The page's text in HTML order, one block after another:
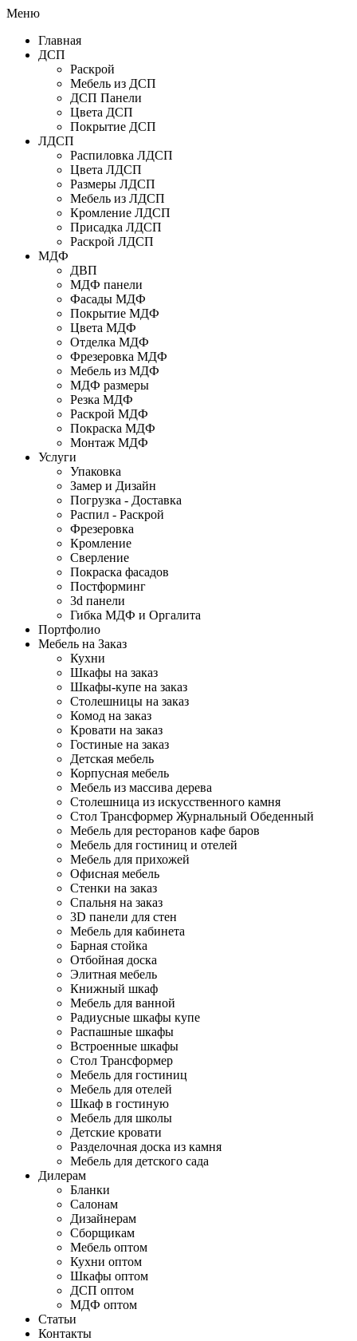
Меню
Главная
ДСП
Раскрой
Мебель из ДСП
ДСП Панели
Цвета ДСП
Покрытие ДСП
ЛДСП
Распиловка ЛДСП
Цвета ЛДСП
Размеры ЛДСП
Мебель из ЛДСП
Кромление ЛДСП
Присадка ЛДСП
Раскрой ЛДСП
МДФ
ДВП
МДФ панели
Фасады МДФ
Покрытие МДФ
Цвета МДФ
Отделка МДФ
Фрезеровка МДФ
Мебель из МДФ
МДФ размеры
Резка МДФ
Раскрой МДФ
Покраска МДФ
Монтаж МДФ
Услуги
Упаковка
Замер и Дизайн
Погрузка - Доставка
Распил - Раскрой
Фрезеровка
Кромление
Сверление
Покраска фасадов
Постформинг
3d панели
Гибка МДФ и Оргалита
Портфолио
Мебель на Заказ
Кухни
Шкафы на заказ
Шкафы-купе на заказ
Столешницы на заказ
Комод на заказ
Кровати на заказ
Гостиные на заказ
Детская мебель
Корпусная мебель
Мебель из массива дерева
Столешница из искусственного камня
Стол Трансформер Журнальный Обеденный
Мебель для ресторанов кафе баров
Мебель для гостиниц и отелей
Мебель для прихожей
Офисная мебель
Стенки на заказ
Спальня на заказ
3D панели для стен
Мебель для кабинета
Барная стойка
Отбойная доска
Элитная мебель
Книжный шкаф
Мебель для ванной
Радиусные шкафы купе
Распашные шкафы
Встроенные шкафы
Стол Трансформер
Мебель для гостиниц
Мебель для отелей
Шкаф в гостиную
Мебель для школы
Детские кровати
Разделочная доска из камня
Мебель для детского сада
Дилерам
Бланки
Салонам
Дизайнерам
Сборщикам
Мебель оптом
Кухни оптом
Шкафы оптом
ДСП оптом
МДФ оптом
Статьи
Контакты